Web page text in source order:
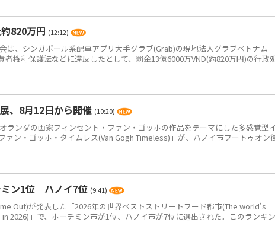
820万円 (12:12)
は、シンガポール系配車アプリ大手グラブ(Grab)の現地法人グラブベトナム
者権利保護法などに違反したとして、罰金13億6000万VND(約820万円)の行政
、8月12日から開催 (10:20)
ランダの画家フィンセント・ファン・ゴッホの作品をテーマにした多感覚型
ァン・ゴッホ・タイムレス(Van Gogh Timeless)」が、ハノイ市フートゥオン
ミン1位 ハノイ7位 (9:41)
Out)が発表した「2026年の世界ベストストリートフード都市(The world’s
」で、ホーチミン市が1位、ハノイ市が7位に選出された。このランキン